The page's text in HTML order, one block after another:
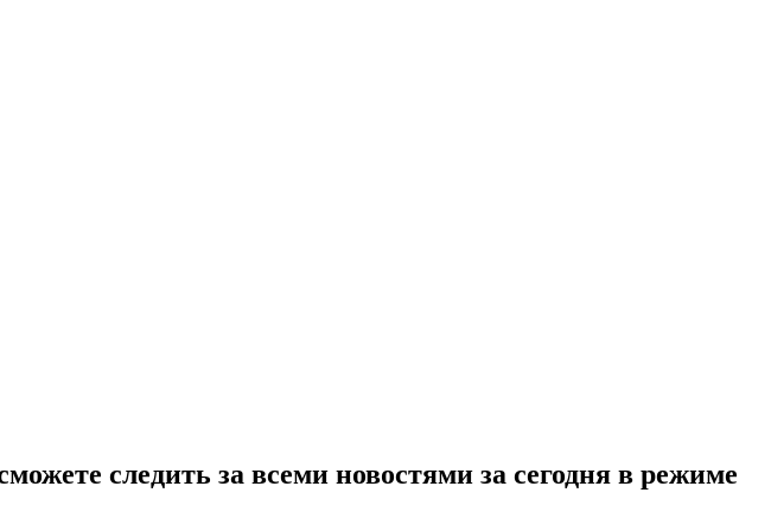
следить за всеми новостями за сегодня в режиме